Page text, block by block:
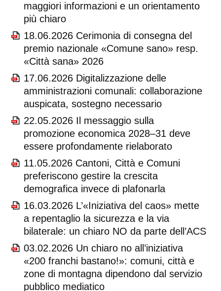
maggiori informazioni e un orientamento
più chiaro
18.06.2026 Cerimonia di consegna del
premio nazionale «Comune sano» resp.
«Città sana» 2026
17.06.2026 Digitalizzazione delle
amministrazioni comunali: collaborazione
auspicata, sostegno necessario
22.05.2026 Il messaggio sulla
promozione economica 2028–31 deve
essere profondamente rielaborato
11.05.2026 Cantoni, Città e Comuni
preferiscono gestire la crescita
demografica invece di plafonarla
16.03.2026 L’«Iniziativa del caos» mette
a repentaglio la sicurezza e la via
bilaterale: un chiaro NO da parte dell’ACS
03.02.2026 Un chiaro no all’iniziativa
«200 franchi bastano!»: comuni, città e
zone di montagna dipendono dal servizio
pubblico mediatico